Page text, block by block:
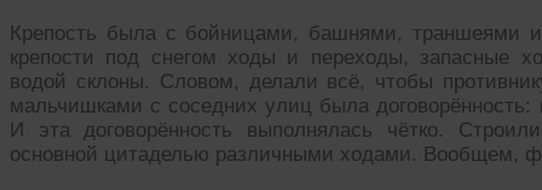
Крепость была с бойницами, башнями, траншеями
крепости под снегом ходы и переходы, запасные
водой склоны. Словом, делали всё, чтобы
мальчишками с соседних улиц была
И эта договорённость выполнялась чётко.
основной цитаделью различными ходами. Вообщем,